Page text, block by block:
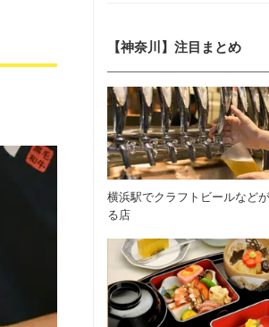
【神奈川】注目まとめ
横浜駅でクラフトビールなど
る店